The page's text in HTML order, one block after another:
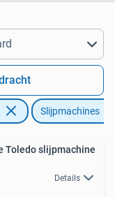
Slijpmachines
Toledo slijpmachine
Details